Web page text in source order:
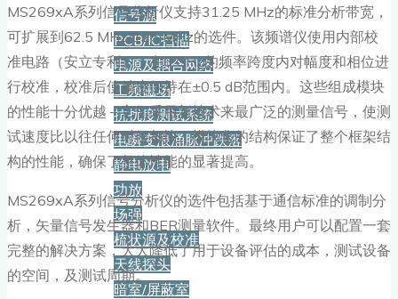
信号源
PCB/IC扫描
电源及耦合网络
工频磁场
抗扰度测试系统
电瞬变浪涌脉冲跌落
静电放电
功放
场强
梳状源及校准
天线探头
暗室/屏蔽室
MS269xA系列信号分析仪支持31.25 MHz的标准分析带宽，
可扩展到62.5 MHz/125 MHz的选件。该频谱仪使用内部校
准电路（安立专利），在6 GHz的频率跨度内对幅度和相位进
行校准，校准后使精度保持在±0.5 dB范围内。这些组成模块
的性能十分优越 – 它们采用新技术来最广泛的测量信号，使测
试速度比以往任何时候都快。模块化的结构保证了整个框架结
构的性能，确保了整体性能的显著提高。
MS269xA系列信号分析仪的选件包括基于通信标准的调制分
析，矢量信号发生器和BER测量软件。最终用户可以配置一套
完整的解决方案，大大降低了用于设备评估的成本，测试设备
的空间，及测试周期。